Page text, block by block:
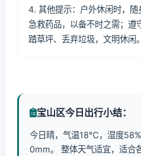
4. 其他提示：户外休闲时，随
急救药品，以备不时之需；遵
踏草坪、丢弃垃圾，文明休闲。
宝山区今日出行小结：
今日晴，气温18℃，湿度
0mm。 整体天气适宜，适合